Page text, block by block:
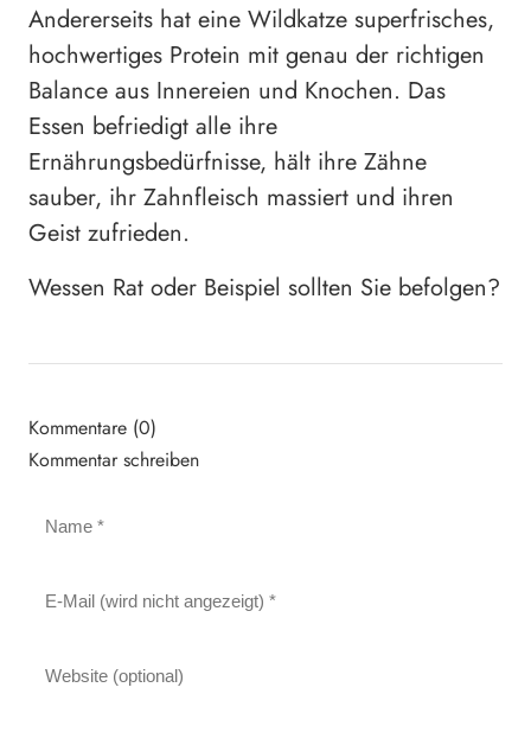
Andererseits hat eine Wildkatze superfrisches,
hochwertiges Protein mit genau der richtigen
Balance aus Innereien und Knochen. Das
Essen befriedigt alle ihre
Ernährungsbedürfnisse, hält ihre Zähne
sauber, ihr Zahnfleisch massiert und ihren
Geist zufrieden.
Wessen Rat oder Beispiel sollten Sie befolgen?
Kommentare (0)
Kommentar schreiben